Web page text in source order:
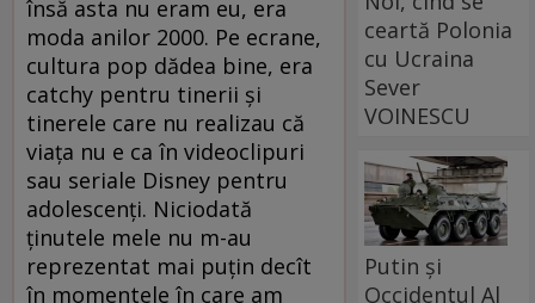
însă asta nu eram eu, era
moda anilor 2000. Pe ecrane,
cultura pop dădea bine, era
catchy pentru tinerii și
tinerele care nu realizau că
viața nu e ca în videoclipuri
sau seriale Disney pentru
adolescenți. Niciodată
ținutele mele nu m-au
reprezentat mai puțin decît
în momentele în care am
ceartă Polonia
cu Ucraina
Sever
VOINESCU
Putin și
Occidentul Al